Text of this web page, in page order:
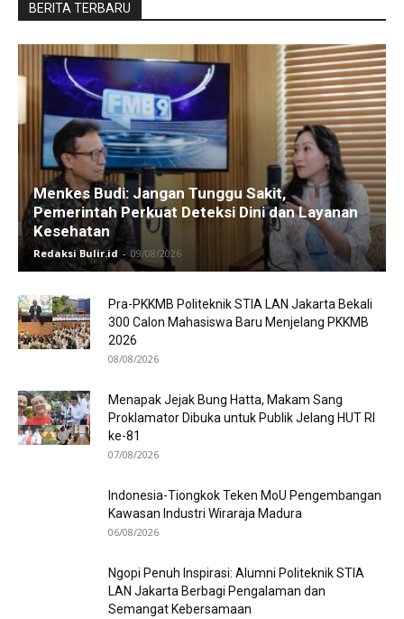
BERITA TERBARU
Menkes Budi: Jangan Tunggu Sakit,
Pemerintah Perkuat Deteksi Dini dan Layanan
Kesehatan
Redaksi Bulir.id - 09/08/2026
Pra-PKKMB Politeknik STIA LAN Jakarta Bekali
300 Calon Mahasiswa Baru Menjelang PKKMB
2026
08/08/2026
Menapak Jejak Bung Hatta, Makam Sang
Proklamator Dibuka untuk Publik Jelang HUT RI
ke-81
07/08/2026
Indonesia-Tiongkok Teken MoU Pengembangan
Kawasan Industri Wiraraja Madura
06/08/2026
Ngopi Penuh Inspirasi: Alumni Politeknik STIA
LAN Jakarta Berbagi Pengalaman dan
Semangat Kebersamaan